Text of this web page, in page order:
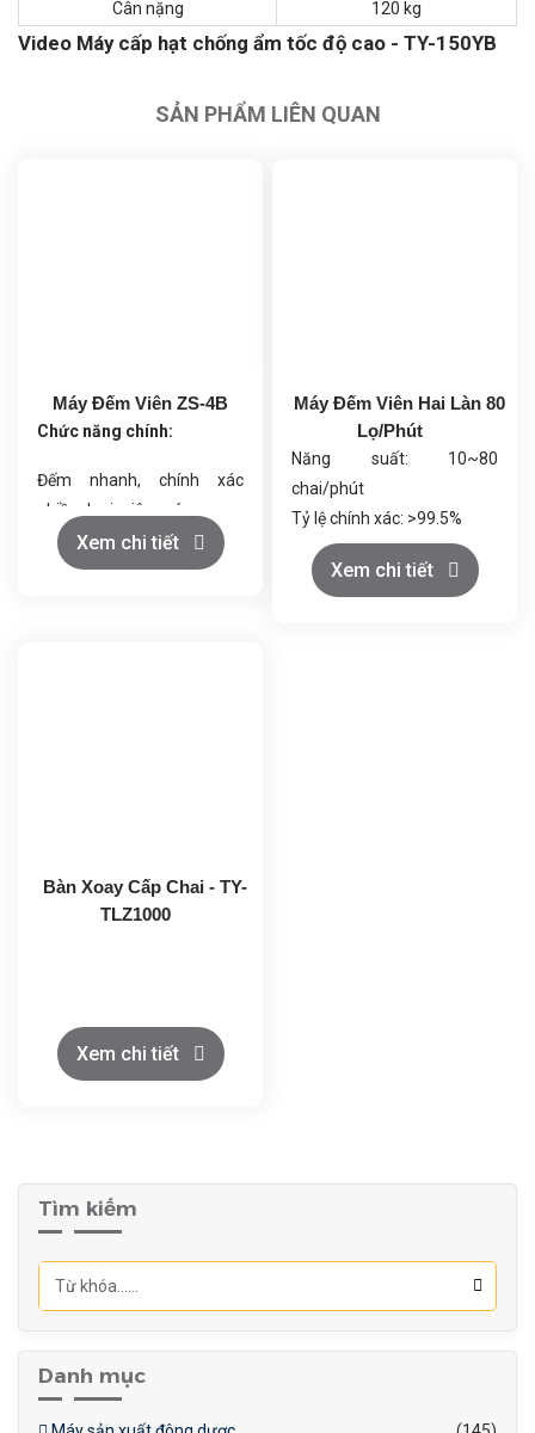
Cân nặng 120 kg
Video Máy cấp hạt chống ẩm tốc độ cao - TY-150YB
SẢN PHẨM LIÊN QUAN
Máy Đếm Viên ZS-4B
Chức năng chính:
Đếm nhanh, chính xác
nhiều loại viên nén, nang
cứng, nang mềm.
Tốc độ đếm và xả điều
Xem chi tiết
Máy Đếm Viên Hai Làn 80
Lọ/Phút
Năng suất: 10~80
chai/phút
Tỷ lệ chính xác: >99.5%
Đối tượng áp dụng: Hạt rắn
có kích thước 5-33mm
Xem chi tiết
Bàn Xoay Cấp Chai - TY-
TLZ1000
Xem chi tiết
Tìm kiếm
Danh mục